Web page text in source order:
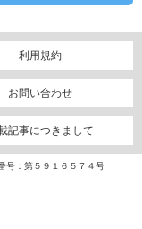
利用規約
お問い合わせ
記事につきまして
号：第５９１６５７４号